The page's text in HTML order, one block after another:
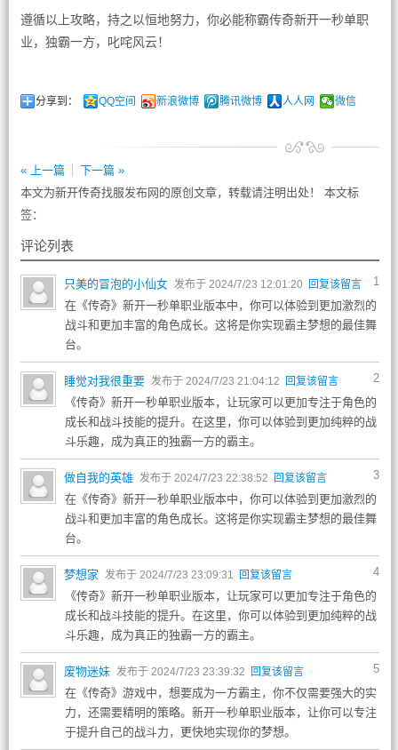
遵循以上攻略，持之以恒地努力，你必能称霸传奇新开一秒单职
业，独霸一方，叱咤风云！
分享到： QQ空间 新浪微博 腾讯微博 人人网 微信
« 上一篇
下一篇 »
本文为新开传奇找服发布网的原创文章，转载请注明出处！ 本文标
签：
评论列表
1
只美的冒泡的小仙女 发布于 2024/7/23 12:01:20 回复该留言
在《传奇》新开一秒单职业版本中，你可以体验到更加激烈的
战斗和更加丰富的角色成长。这将是你实现霸主梦想的最佳舞
台。
2
睡觉对我很重要 发布于 2024/7/23 21:04:12 回复该留言
《传奇》新开一秒单职业版本，让玩家可以更加专注于角色的
成长和战斗技能的提升。在这里，你可以体验到更加纯粹的战
斗乐趣，成为真正的独霸一方的霸主。
3
做自我的英雄 发布于 2024/7/23 22:38:52 回复该留言
在《传奇》新开一秒单职业版本中，你可以体验到更加激烈的
战斗和更加丰富的角色成长。这将是你实现霸主梦想的最佳舞
台。
4
梦想家 发布于 2024/7/23 23:09:31 回复该留言
《传奇》新开一秒单职业版本，让玩家可以更加专注于角色的
成长和战斗技能的提升。在这里，你可以体验到更加纯粹的战
斗乐趣，成为真正的独霸一方的霸主。
5
废物迷妹 发布于 2024/7/23 23:39:32 回复该留言
在《传奇》游戏中，想要成为一方霸主，你不仅需要强大的实
力，还需要精明的策略。新开一秒单职业版本，让你可以专注
于提升自己的战斗力，更快地实现你的梦想。